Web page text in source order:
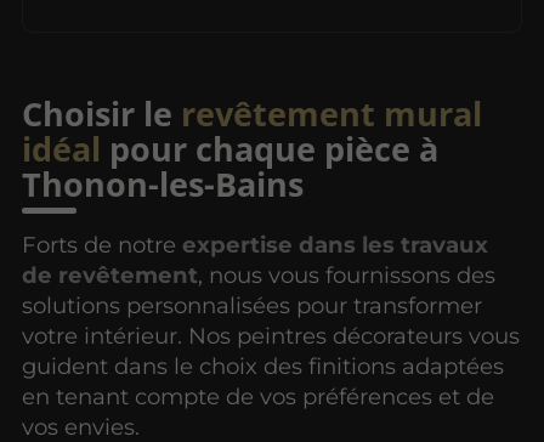
Choisir le revêtement mural
idéal pour chaque pièce à
Thonon-les-Bains
Forts de notre expertise dans les travaux
de revêtement, nous vous fournissons des
solutions personnalisées pour transformer
votre intérieur. Nos peintres décorateurs vous
guident dans le choix des finitions adaptées
en tenant compte de vos préférences et de
vos envies.